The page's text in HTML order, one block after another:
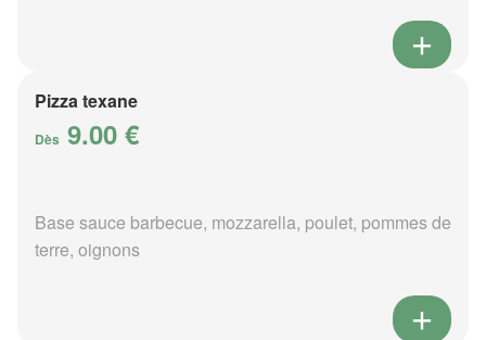
Pizza texane
Dès 9.00 €
Base sauce barbecue, mozzarella, poulet, pommes de
terre, oignons